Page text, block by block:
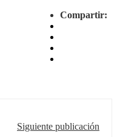
Compartir:
Siguiente publicación